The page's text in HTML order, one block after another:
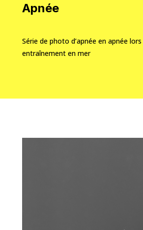
Apnée
Série de photo d’apnée en apnée lors
entraînement en mer